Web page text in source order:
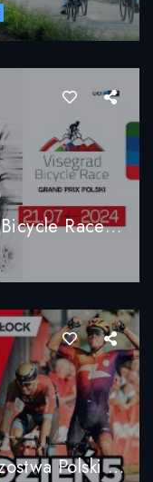
LIVE STREAM / Visegrad 4 Bicycle Race Grand Prix Poland UCI 2024 / NA ŻYWO
NA ŻYWO DZIEŃ 5 / Mistrzostwa Polski W Kolarstwie Szosowym 2024 /LIVE STREAM Elita Kobiet I Mężczyzn